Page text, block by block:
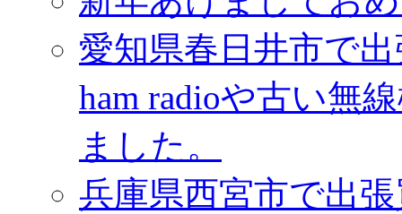
愛知県春日井市で
ham radioや古い無
ました。
兵庫県西宮市で出